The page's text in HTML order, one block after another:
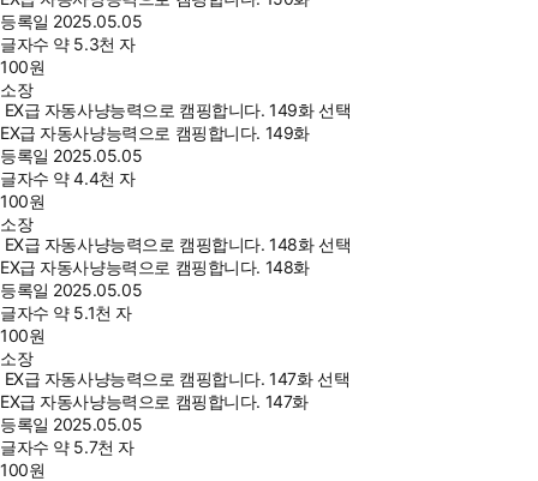
등록일 2025.05.05
글자수 약 5.3천 자
100원
소장
EX급 자동사냥능력으로 캠핑합니다. 149화 선택
EX급 자동사냥능력으로 캠핑합니다. 149화
등록일 2025.05.05
글자수 약 4.4천 자
100원
소장
EX급 자동사냥능력으로 캠핑합니다. 148화 선택
EX급 자동사냥능력으로 캠핑합니다. 148화
등록일 2025.05.05
글자수 약 5.1천 자
100원
소장
EX급 자동사냥능력으로 캠핑합니다. 147화 선택
EX급 자동사냥능력으로 캠핑합니다. 147화
등록일 2025.05.05
글자수 약 5.7천 자
100원